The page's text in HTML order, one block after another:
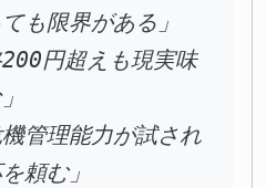
も限界がある」
200円超えも現実味
機管理能力が試され
頼む」